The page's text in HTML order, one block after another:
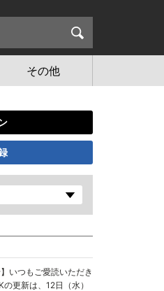
その他
いつもご愛読いただき
更新は、12日（水）